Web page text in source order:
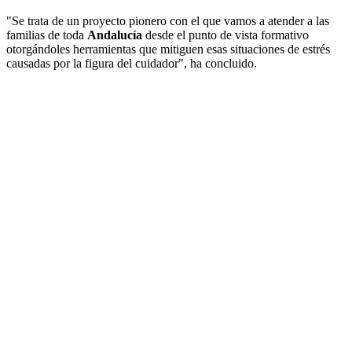
"Se trata de un proyecto pionero con el que vamos a atender a las
familias de toda Andalucía desde el punto de vista formativo
otorgándoles herramientas que mitiguen esas situaciones de estrés
causadas por la figura del cuidador", ha concluido.